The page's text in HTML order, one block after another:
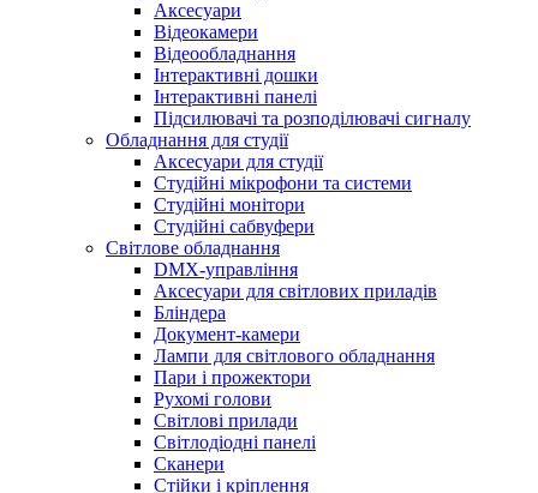
Аксесуари
Відеокамери
Відеообладнання
Інтерактивні дошки
Інтерактивні панелі
Підсилювачі та розподілювачі сигналу
Обладнання для студії
Аксесуари для студії
Студійні мікрофони та системи
Студійні монітори
Студійні сабвуфери
Світлове обладнання
DMX-управління
Аксесуари для світлових приладів
Бліндера
Документ-камери
Лампи для світлового обладнання
Пари і прожектори
Рухомі голови
Світлові прилади
Світлодіодні панелі
Сканери
Стійки і кріплення